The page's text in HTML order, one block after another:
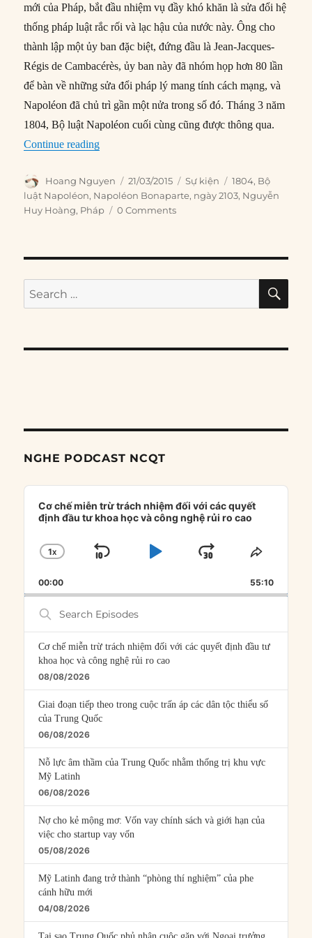
mới của Pháp, bắt đầu nhiệm vụ đầy khó khăn là sửa đổi hệ
thống pháp luật rắc rối và lạc hậu của nước này. Ông cho
thành lập một ủy ban đặc biệt, đứng đầu là Jean-Jacques-
Régis de Cambacérès, ủy ban này đã nhóm họp hơn 80 lần
để bàn về những sửa đổi pháp lý mang tính cách mạng, và
Napoléon đã chủ trì gần một nửa trong số đó. Tháng 3 năm
1804, Bộ luật Napoléon cuối cùng cũng được thông qua.
Continue reading“21/03/1804: Bộ luật Napoléon bắt đầu có hiệu
Author
Hoang Nguyen
Posted
on
21/03/2015 Categories
Sự kiện Tags
1804, Bộ
luật Napoléon, Napoléon Bonaparte, ngày 2103, Nguyễn
Huy Hoàng, Pháp 0 Comments
Search
for:
NGHE PODCAST NCQT
Audio
Player
Cơ chế miễn trừ trách nhiệm đối với các quyết
định đầu tư khoa học và công nghệ rủi ro cao
CHANGE
RATE
1X
SKIP
PLAYJUMP
FORWARD
SHARE
00:00 55:10
Search
Episodes
Cơ chế miễn trừ trách nhiệm đối với các quyết định đầu tư
khoa học và công nghệ rủi ro cao
08/08/2026
Giai đoạn tiếp theo trong cuộc trấn áp các dân tộc thiểu số
của Trung Quốc
06/08/2026
Nỗ lực âm thầm của Trung Quốc nhằm thống trị khu vực
Mỹ Latinh
06/08/2026
Nợ cho kẻ mộng mơ: Vốn vay chính sách và giới hạn của
việc cho startup vay vốn
05/08/2026
Mỹ Latinh đang trở thành “phòng thí nghiệm” của phe
cánh hữu mới
04/08/2026